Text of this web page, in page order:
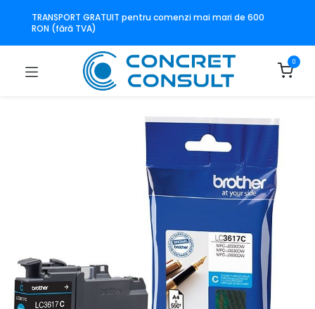
TRANSPORT GRATUIT pentru comenzi mai mari de 600
RON (fără TVA)
0